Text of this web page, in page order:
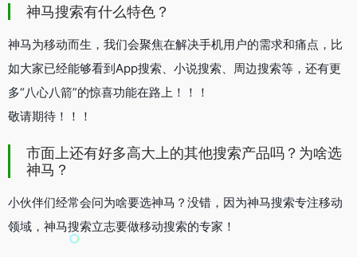
神马搜索有什么特色？
神马为移动而生，我们会聚焦在解决手机用户的需求和痛点，比
如大家已经能够看到App搜索、小说搜索、周边搜索等，还有更
多“八心八箭”的惊喜功能在路上！！！
敬请期待！！！
市面上还有好多高大上的其他搜索产品吗？为啥选
神马？
小伙伴们经常会问为啥要选神马？没错，因为神马搜索专注移动
领域，神马搜索立志要做移动搜索的专家！